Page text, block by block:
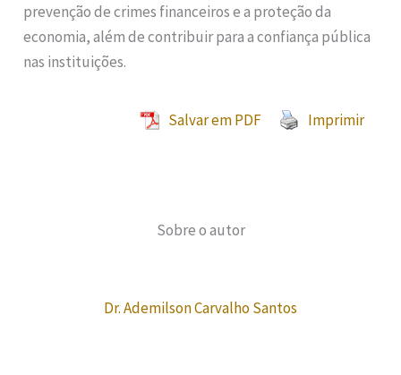
prevenção de crimes financeiros e a proteção da
economia, além de contribuir para a confiança pública
nas instituições.
Salvar em PDF Imprimir
Sobre o autor
Dr. Ademilson Carvalho Santos